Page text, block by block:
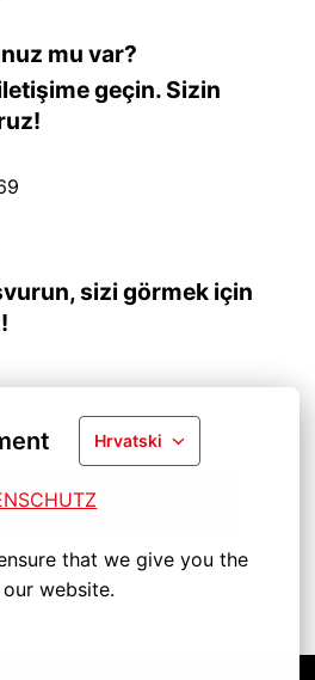
Hrvatski
that we give you the
website.
mu var?
geçin. Sizin
sizi görmek için
Başvur
İşi paylaş